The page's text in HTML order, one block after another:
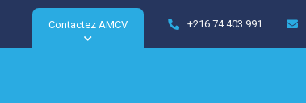
Contactez AMCV +216 74 403 991